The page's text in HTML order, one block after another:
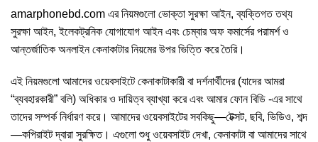
amarphonebd.com এর নিয়মগুলো ভোক্তা সুরক্ষা আইন, ব্যক্তিগত তথ্য
সুরক্ষা আইন, ইলেকট্রনিক যোগাযোগ আইন এবং চেম্বার অফ কমার্সের পরামর্শ ও
আন্তর্জাতিক অনলাইন কেনাকাটার নিয়মের উপর ভিত্তি করে তৈরি।
এই নিয়মগুলো আমাদের ওয়েবসাইটে কেনাকাটাকারী বা দর্শনার্থীদের (যাদের আমরা
“ব্যবহারকারী” বলি) অধিকার ও দায়িত্ব ব্যাখ্যা করে এবং আমার ফোন বিডি -এর সাথে
তাদের সম্পর্ক নির্ধারণ করে। আমাদের ওয়েবসাইটের সবকিছু—টেক্সট, ছবি, ভিডিও, শব্দ
—কপিরাইট দ্বারা সুরক্ষিত। এগুলো শুধু ওয়েবসাইট দেখা, কেনাকাটা বা আমাদের সাথে